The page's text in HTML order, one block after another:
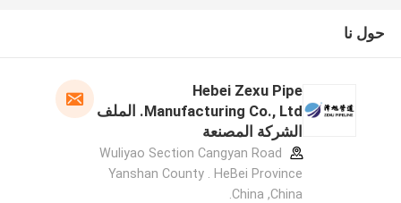
حول نا
Hebei Zexu Pipe
Manufacturing Co., Ltd. الملف
الشركة المصنعة
Wuliyao Section Cangyan Road
Yanshan County . HeBei Province
.China ,China